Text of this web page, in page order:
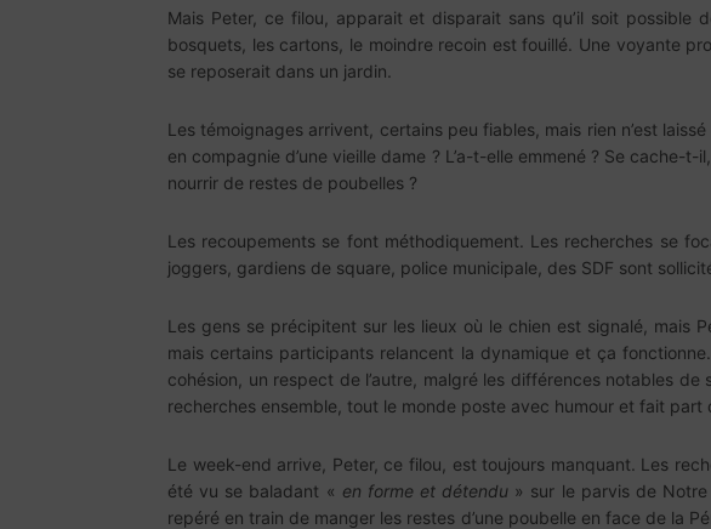
Mais Peter, ce filou, apparait et disparait sans qu’il soit possible
bosquets, les cartons, le moindre recoin est fouillé. Une voyante
se reposerait dans un jardin.
Les témoignages arrivent, certains peu fiables, mais rien n’est
en compagnie d’une vieille dame ? L’a-t-elle emmené ? Se cache-
nourrir de restes de poubelles ?
Les recoupements se font méthodiquement. Les recherches se
joggers, gardiens de square, police municipale, des SDF sont
Les gens se précipitent sur les lieux où le chien est signalé, mais
mais certains participants relancent la dynamique et ça
cohésion, un respect de l’autre, malgré les différences notables
recherches ensemble, tout le monde poste avec humour et fait
Le week-end arrive, Peter, ce filou, est toujours manquant. Les
été vu se baladant « en forme et détendu » sur le parvis de
repéré en train de manger les restes d’une poubelle en face de la